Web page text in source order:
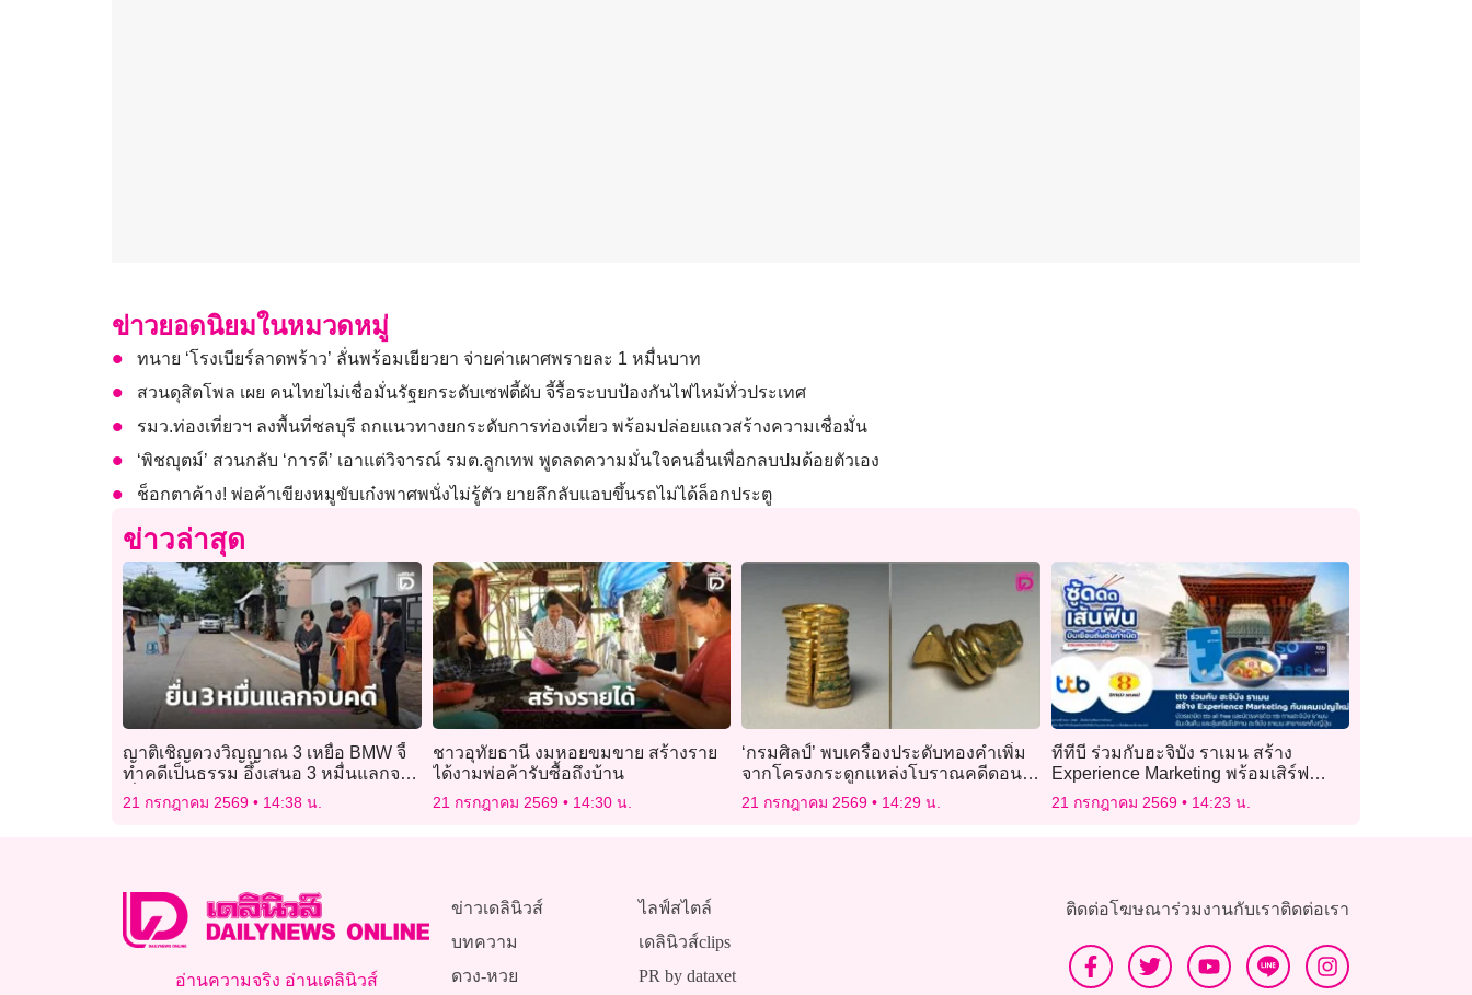
ข่าวยอดนิยมในหมวดหมู่
ทนาย ‘โรงเบียร์ลาดพร้าว’ ลั่นพร้อมเยียวยา จ่ายค่าเผาศพรายละ 1 หมื่นบาท
สวนดุสิตโพล เผย คนไทยไม่เชื่อมั่นรัฐยกระดับเซฟตี้ผับ จี้รื้อระบบป้องกันไฟไหม้ทั่วประเทศ
รมว.ท่องเที่ยวฯ ลงพื้นที่ชลบุรี ถกแนวทางยกระดับการท่องเที่ยว พร้อมปล่อยแถวสร้างความเชื่อมั่น
‘พิชญุตม์’ สวนกลับ ‘การดี’ เอาแต่วิจารณ์ รมต.ลูกเทพ พูดลดความมั่นใจคนอื่นเพื่อกลบปมด้อยตัวเอง
ช็อกตาค้าง! พ่อค้าเขียงหมูขับเก๋งพาศพนั่งไม่รู้ตัว ยายลึกลับแอบขึ้นรถไม่ได้ล็อกประตู
ข่าวล่าสุด
ญาติเชิญดวงวิญญาณ 3 เหยื่อ BMW จี้
ทำคดีเป็นธรรม อึ้งเสนอ 3 หมื่นแลกจบ
เรื่อง
21 กรกฎาคม 2569 14:38 น.
ชาวอุทัยธานี งมหอยขมขาย สร้างราย
ได้งามพ่อค้ารับซื้อถึงบ้าน
21 กรกฎาคม 2569 14:30 น.
‘กรมศิลป์’ พบเครื่องประดับทองคำเพิ่ม
จากโครงกระดูกแหล่งโบราณคดีดอน
ยายทอง
21 กรกฎาคม 2569 14:29 น.
ทีทีบี ร่วมกับฮะจิบัง ราเมน สร้าง
Experience Marketing พร้อมเสิร์ฟ
แคมเปญใหม่ ให้คุ้มมากกว่าเดิม
21 กรกฎาคม 2569 14:23 น.
อ่านความจริง อ่านเดลินิวส์
ข่าวเดลินิวส์
บทความ
ดวง-หวย
ไลฟ์สไตล์
เดลินิวส์clips
PR by dataxet
ติดต่อโฆษณาร่วมงานกับเราติดต่อเรา